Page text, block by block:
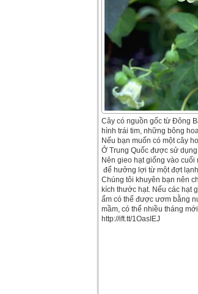
Cây có nguồn gốc từ Đông
hình trái tim, những bông
Nếu bạn muốn có một cây
Ở Trung Quốc được sử
Nên gieo hạt giống vào
để hưởng lợi từ một đợt
Chúng tôi khuyên bạn nên
kích thước hạt. Nếu các hạt
ẩm có thể được ươm bằng
mầm, có thể nhiều tháng
http://ift.tt/1OasIEJ